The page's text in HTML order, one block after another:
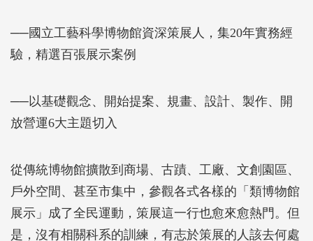
──國立工藝科學博物館資深策展人，集20年實務經
驗，精選百張展示案例
──以基礎觀念、開始提案、規畫、設計、製作、開
放營運6大主題切入
從傳統博物館擴散到商場、古蹟、工廠、文創園區、
戶外空間、甚至市集中，參觀各式各樣的「類博物館
展示」成了全民運動，策展這一行也愈來愈熱門。但
是，沒有相關科系的訓練，有志於策展的人該去何處